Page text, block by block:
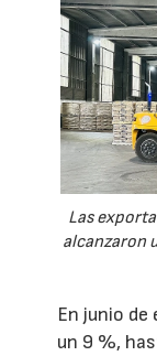
Las
alcanzaron
En junio
un 9 %,